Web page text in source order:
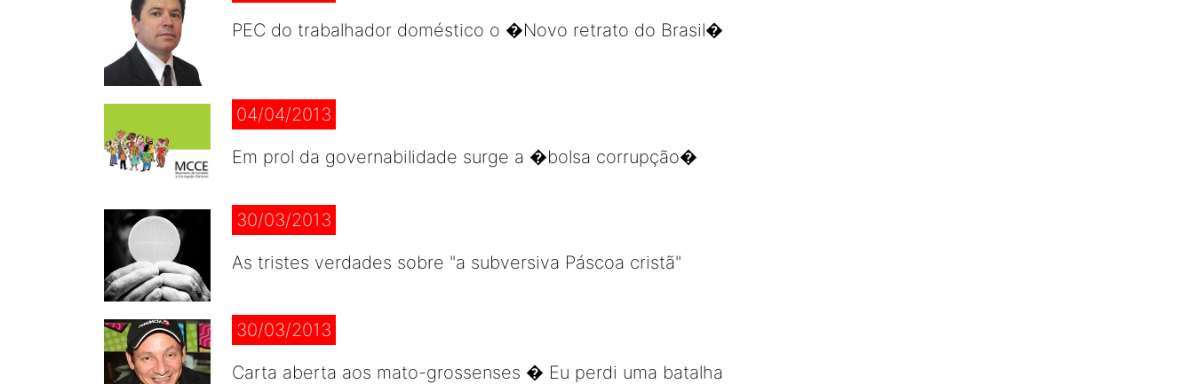
PEC do trabalhador doméstico o �Novo retrato do Brasil�
04/04/2013
Em prol da governabilidade surge a �bolsa corrupção�
30/03/2013
As tristes verdades sobre "a subversiva Páscoa cristã"
30/03/2013
Carta aberta aos mato-grossenses � Eu perdi uma batalha